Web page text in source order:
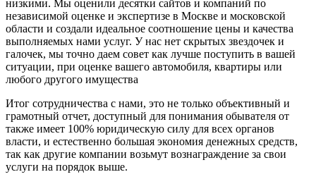
низкими. Мы оценили десятки сайтов и компаний по
независимой оценке и экспертизе в Москве и московской
области и создали идеальное соотношение цены и качества
выполняемых нами услуг. У нас нет скрытых звездочек и
галочек, мы точно даем совет как лучше поступить в вашей
ситуации, при оценке вашего автомобиля, квартиры или
любого другого имущества
Итог сотрудничества с нами, это не только объективный и
грамотный отчет, доступный для понимания обывателя от
также имеет 100% юридическую силу для всех органов
власти, и естественно большая экономия денежных средств,
так как другие компании возьмут вознаграждение за свои
услуги на порядок выше.